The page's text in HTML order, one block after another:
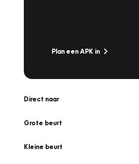
Plan een APK in
Direct naar
Grote beurt
Kleine beurt